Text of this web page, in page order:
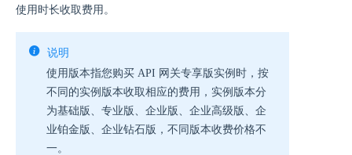
使用时长收取费用。
说明
使用版本指您购买 API 网关专享版实例时，按
不同的实例版本收取相应的费用，实例版本分
为基础版、专业版、企业版、企业高级版、企
业铂金版、企业钻石版，不同版本收费价格不
一。